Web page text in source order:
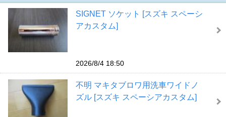
SIGNET ソケット [スズキ スペーシ
アカスタム]
2026/8/4 18:50
不明 マキタブロワ用洗車ワイドノ
ズル [スズキ スペーシアカスタム]